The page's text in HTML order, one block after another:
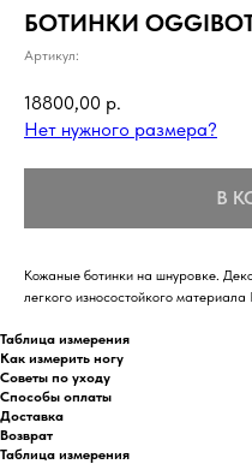
БОТИНКИ OGGIBOT
Артикул:
18800,00 р.
Нет нужного размера?
В
Кожаные ботинки на шнуровке.
легкого износостойкого материала
Таблица измерения
Как измерить ногу
Советы по уходу
Способы оплаты
Доставка
Возврат
Таблица измерения